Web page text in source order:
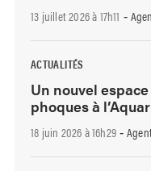
13 juillet 2026 à 17h11 -
ACTUALITÉS
Un nouvel
phoques à
18 juin 2026 à 16h29 -